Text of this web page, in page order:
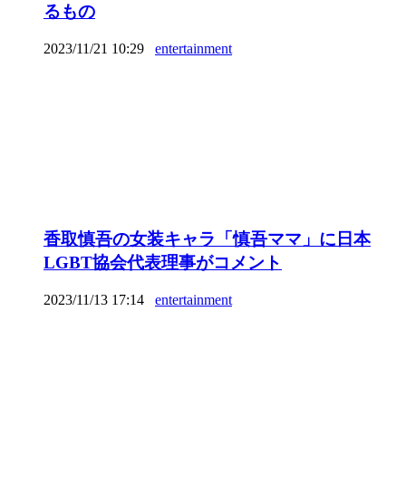
るもの
2023/11/21 10:29 entertainment
香取慎吾の女装キャラ「慎吾ママ」に日本
LGBT協会代表理事がコメント
2023/11/13 17:14 entertainment